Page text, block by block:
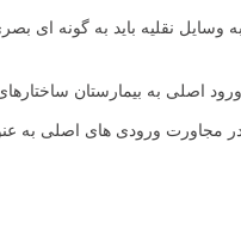
نقلیه باید به گونه ای
اصلی به بیمارستان
ورودی های اصلی به